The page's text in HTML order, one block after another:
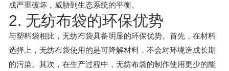
成严重破坏，威胁到生态系统的平衡。
2. 无纺布袋的环保优势
与塑料袋相比，无纺布袋具备明显的环保优势。首先，在材料
选择上，无纺布袋使用的是可降解材料，不会对环境造成长期
的污染。其次，在生产过程中，无纺布袋的制作使用更少的能